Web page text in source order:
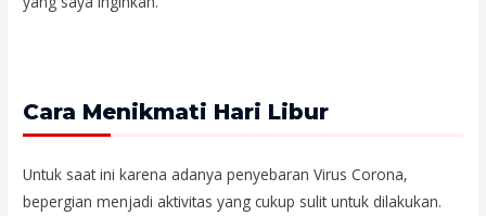
Cara Menikmati Hari Libur
Untuk saat ini karena adanya penyebaran Virus Corona,
bepergian menjadi aktivitas yang cukup sulit untuk dilakukan.